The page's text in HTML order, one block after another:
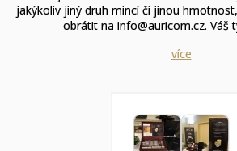
jakýkoliv jiný druh mincí či jinou
obrátit na info@auricom.cz. Váš
více